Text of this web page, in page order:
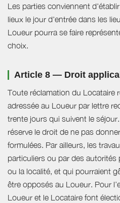
Les parties conviennent
lieux le jour d'entrée dans les
Loueur pourra se faire
choix.
Article 8 — Droit
Toute réclamation du Locataire
adressée au Loueur par lettre
trente jours qui suivent le
réserve le droit de ne pas
formulées. Par ailleurs, les
particuliers ou par des
ou la localité, et qui pourraient
être opposés au Loueur. Pour
Loueur et le Locataire font